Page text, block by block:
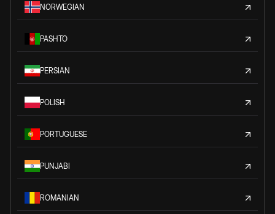
NORWEGIAN
PASHTO
PERSIAN
POLISH
PORTUGUESE
PUNJABI
ROMANIAN